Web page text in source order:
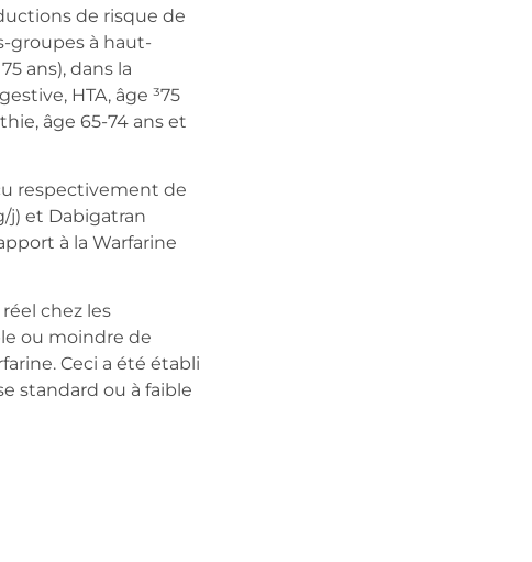
de risque de
groupes à haut-
ans), dans la
HTA, âge ³75
âge 65-74 ans et
respectivement de
j) et Dabigatran
à la Warfarine
chez les
ou moindre de
Ceci a été établi
standard ou à faible